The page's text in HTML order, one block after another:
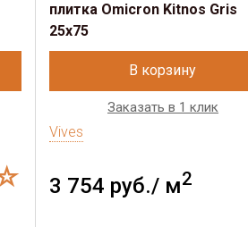
плитка Omicron Kitnos Gris
25x75
В корзину
Заказать в 1 клик
Vives
3 754 руб./ м2